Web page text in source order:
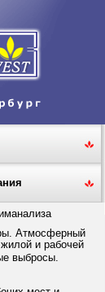
Атмосферный
и рабочей
выбросы.